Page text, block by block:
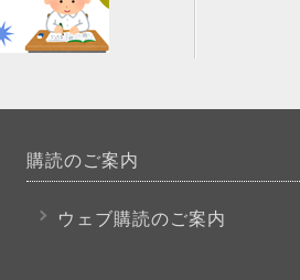
購読のご案内
ウェブ購読のご案内